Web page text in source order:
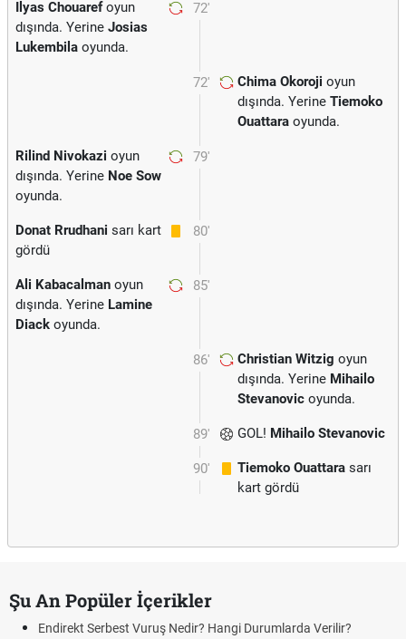
72'
Ilyas Chouarefoyun
dışında. Yerine Josias
Lukembila oyunda.
72' Chima Okoroji oyun
dışında. Yerine Tiemoko
Ouattara oyunda.
79'
Rilind Nivokazi oyun
dışında. Yerine Noe Sow
oyunda.
80'
Donat Rrudhani sarı kart
gördü
85'
Ali Kabacalman oyun
dışında. Yerine Lamine
Diack oyunda.
86' Christian Witzig oyun
dışında. Yerine Mihailo
Stevanovic oyunda.
89' GOL! Mihailo Stevanovic
90' Tiemoko Ouattara sarı
kart gördü
Şu An Popüler İçerikler
Serbest Vuruş Nedir? Hangi Durumlarda Verilir?
Açık Lise